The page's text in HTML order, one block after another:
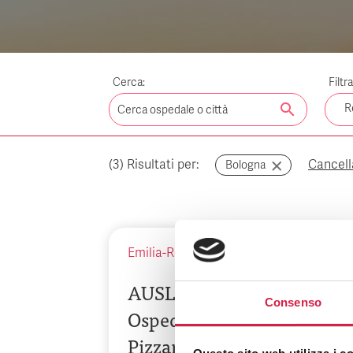
Consenso
Cerca:
search
(3) Risultati per: Bologna
Emilia-Romagna-
AUSL Bologna –
Ospedale Maggiore C.A.
Pizzardi